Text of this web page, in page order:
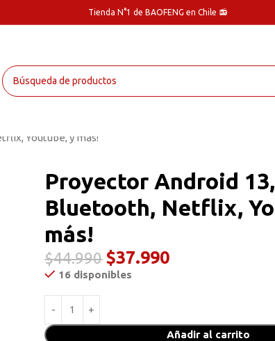
Tienda N°1 de BAOFENG en Chile 📻
Youtube, y más!
Proyector Android
Bluetooth, Netflix,
más!
$44.990 $37.990
16 disponibles
Añadir al carrito